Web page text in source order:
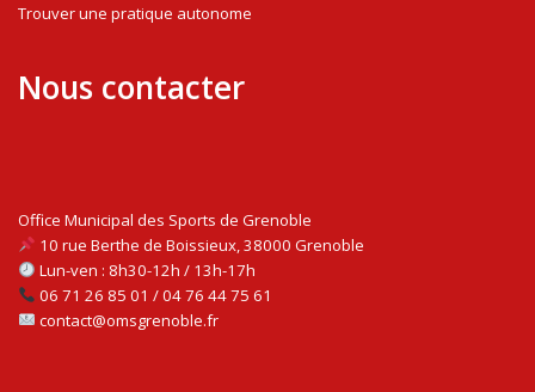
Trouver une pratique autonome
Nous contacter
Office Municipal des Sports de Grenoble
10 rue Berthe de Boissieux, 38000 Grenoble
Lun-ven : 8h30-12h / 13h-17h
06 71 26 85 01 / 04 76 44 75 61
contact@omsgrenoble.fr